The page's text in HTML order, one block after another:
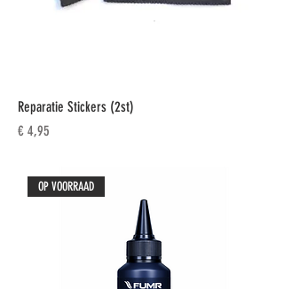
Reparatie Stickers (2st)
Prijs
€ 4,95
OP VOORRAAD